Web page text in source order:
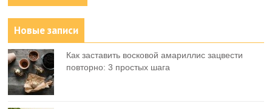
Новые записи
Как заставить восковой амариллис зацвести
повторно: 3 простых шага